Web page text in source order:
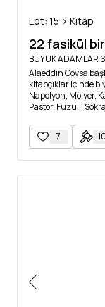
Lot: 15 > Kitap
22 fasikül
BÜYÜK ADAMLAR
Alaeddin Gövsa
kitapçıklar içinde
Napolyon, Molyer,
Pastör, Fuzuli,
Hazret-i
Kemal, Ziya
Dante, Darvin,
Köprülüzade
7 10